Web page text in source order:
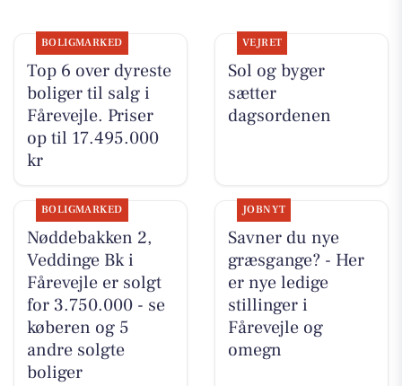
BOLIGMARKED
Top 6 over dyreste
boliger til salg i
Fårevejle. Priser
op til 17.495.000
kr
VEJRET
Sol og byger
sætter
dagsordenen
BOLIGMARKED
Nøddebakken 2,
Veddinge Bk i
Fårevejle er solgt
for 3.750.000 - se
køberen og 5
andre solgte
boliger
JOBNYT
Savner du nye
græsgange? - Her
er nye ledige
stillinger i
Fårevejle og
omegn